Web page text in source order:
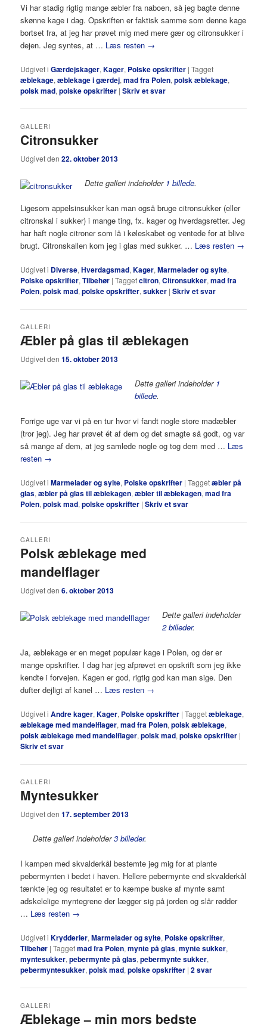
Vi har stadig rigtig mange æbler fra naboen, så jeg bagte denne
skønne kage i dag. Opskriften er faktisk samme som denne kage
bortset fra, at jeg har prøvet mig med mere gær og citronsukker i
dejen. Jeg syntes, at … Læs resten →
Udgivet i Gærdejskager,Kager, Polske opskrifter |Tagget
æblekage,æblekage i gærdej,mad fra Polen,polsk æblekage,
polsk mad,polske opskrifter |Skriv et svar
Citronsukker
GALLERI
Udgivet den22. oktober 2013
Dette galleri indeholder 1 billede.
Ligesom appelsinsukker kan man også bruge citronsukker (eller
citronskal i sukker) i mange ting, fx. kager og hverdagsretter. Jeg
har haft nogle citroner som lå i køleskabet og ventede for at blive
brugt. Citronskallen kom jeg i glas med sukker. … Læs resten →
Udgivet i Diverse,Hverdagsmad,Kager,Marmelader og sylte,
Polske opskrifter,Tilbehør |Taggetcitron,Citronsukker,mad fra
Polen,polsk mad,polske opskrifter,sukker |Skriv et svar
Æbler på glas til æblekagen
GALLERI
Udgivet den15. oktober 2013
Dette galleri indeholder 1
billede.
Forrige uge var vi på en tur hvor vi fandt nogle store madæbler
(tror jeg). Jeg har prøvet ét af dem og det smagte så godt, og var
så mange af dem, at jeg samlede nogle og tog dem med … Læs
resten →
Udgivet i Marmelader og sylte, Polske opskrifter |Taggetæbler på
glas,æbler på glas til æblekagen,æbler til æblekagen,mad fra
Polen,polsk mad,polske opskrifter |Skriv et svar
Polsk æblekage med
mandelflager
GALLERI
Udgivet den6. oktober 2013
Dette galleri indeholder
2 billeder.
Ja, æblekage er en meget populær kage i Polen, og der er
mange opskrifter. I dag har jeg afprøvet en opskrift som jeg ikke
kendte i forvejen. Kagen er god, rigtig god kan man sige. Den
dufter dejligt af kanel … Læs resten →
Udgivet i Andre kager,Kager, Polske opskrifter |Taggetæblekage,
æblekage med mandelflager,mad fra Polen,polsk æblekage,
polsk æblekage med mandelflager,polsk mad,polske opskrifter |
Skriv et svar
Myntesukker
GALLERI
Udgivet den17. september 2013
Dette galleri indeholder3 billeder.
I kampen med skvalderkål bestemte jeg mig for at plante
pebermynten i bedet i haven. Hellere pebermynte end skvalderkål
tænkte jeg og resultatet er to kæmpe buske af mynte samt
adskelelige myntegrene der lægger sig på jorden og slår rødder
… Læs resten →
Udgivet i Krydderier,Marmelader og sylte, Polske opskrifter,
Tilbehør |Taggetmad fra Polen,mynte på glas,mynte sukker,
myntesukker,pebermynte på glas,pebermynte sukker,
pebermyntesukker,polsk mad,polske opskrifter |2svar
Æblekage – min mors bedste
GALLERI